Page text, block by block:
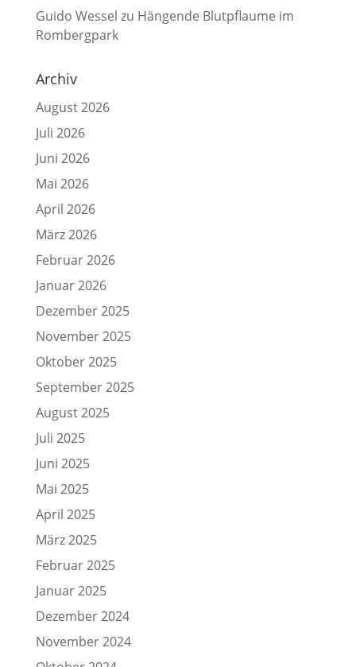
Guido Wessel zu Hängende Blutpflaume im
Rombergpark
Archiv
August 2026
Juli 2026
Juni 2026
Mai 2026
April 2026
März 2026
Februar 2026
Januar 2026
Dezember 2025
November 2025
Oktober 2025
September 2025
August 2025
Juli 2025
Juni 2025
Mai 2025
April 2025
März 2025
Februar 2025
Januar 2025
Dezember 2024
November 2024